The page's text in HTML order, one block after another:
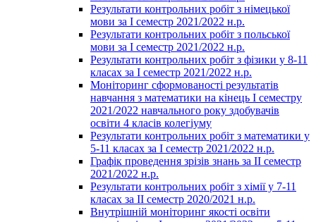
Результати контрольних робіт з німецької
мови за І семестр 2021/2022 н.р.
Результати контрольних робіт з польської
мови за І семестр 2021/2022 н.р.
Результати контрольних робіт з фізики у 8-11
класах за І семестр 2021/2022 н.р.
Моніторинг сформованості результатів
навчання з математики на кінець І семестру
2021/2022 навчального року здобувачів
освіти 4 класів колегіуму
Результати контрольних робіт з математики у
5-11 класах за І семестр 2021/2022 н.р.
Графік проведення зрізів знань за ІІ семестр
2021/2022 н.р.
Результати контрольних робіт з хімії у 7-11
класах за ІІ семестр 2020/2021 н.р.
Внутрішній моніторинг якості освіти